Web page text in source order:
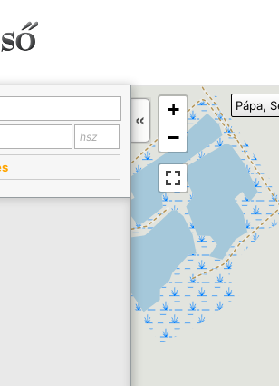
+
−
Pápa,
látszódjanak a boltok.